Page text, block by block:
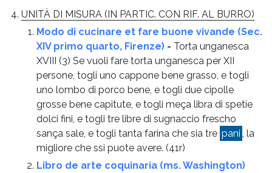
UNITÀ DI MISURA (IN PARTIC. CON RIF. AL BURRO)
Modo di cucinare et fare buone vivande (Sec.
XIV primo quarto, Firenze) = Torta unganesca
XVIII (3) Se vuoli fare torta unganesca per XII
persone, togli uno cappone bene grasso, e togli
uno lombo di porco bene, e togli due cipolle
grosse bene capitute, e togli meça libra di spetie
dolci fini, e togli tre libre di sugnaccio frescho
sança sale, e togli tanta farina che sia tre pani , la
migliore che ssi puote avere. (41r)
Libro de arte coquinaria (ms. Washington)